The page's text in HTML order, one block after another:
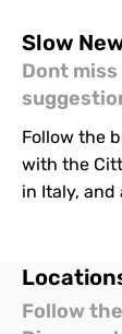
Slow
Dont
Follow the
with the
in Italy, and
Follow